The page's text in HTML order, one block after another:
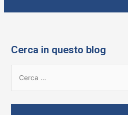
Cerca in questo blog